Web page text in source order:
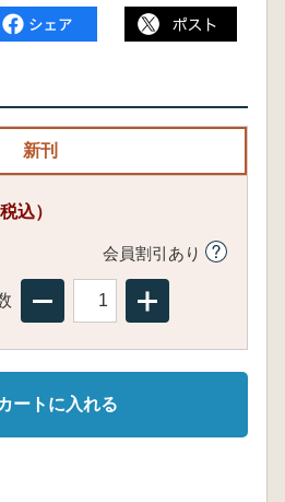
新刊
税込）
会員割引あり
ートに入れる